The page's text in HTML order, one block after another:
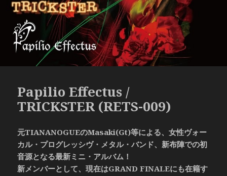
Papilio Effectus /
TRICKSTER (RETS-009)
元TIANANOGUEのMasaki(Gt)等による、女性ヴォー
カル・プログレッシヴ・メタル・バンド、新布陣での初
音源となる最新ミニ・アルバム！
新メンバーとして、現在はGRAND FINALEにも在籍す